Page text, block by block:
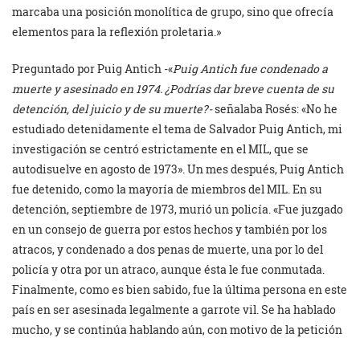
marcaba una posición monolítica de grupo, sino que ofrecía
elementos para la reflexión proletaria.»
Preguntado por Puig Antich -«Puig Antich fue condenado a
muerte y asesinado en 1974. ¿Podrías dar breve cuenta de su
detención, del juicio y de su muerte?-señalaba Rosés: «No he
estudiado detenidamente el tema de Salvador Puig Antich, mi
investigación se centró estrictamente en el MIL, que se
autodisuelve en agosto de 1973». Un mes después, Puig Antich
fue detenido, como la mayoría de miembros del MIL. En su
detención, septiembre de 1973, murió un policía. «Fue juzgado
en un consejo de guerra por estos hechos y también por los
atracos, y condenado a dos penas de muerte, una por lo del
policía y otra por un atraco, aunque ésta le fue conmutada.
Finalmente, como es bien sabido, fue la última persona en este
país en ser asesinada legalmente a garrote vil. Se ha hablado
mucho, y se continúa hablando aún, con motivo de la petición